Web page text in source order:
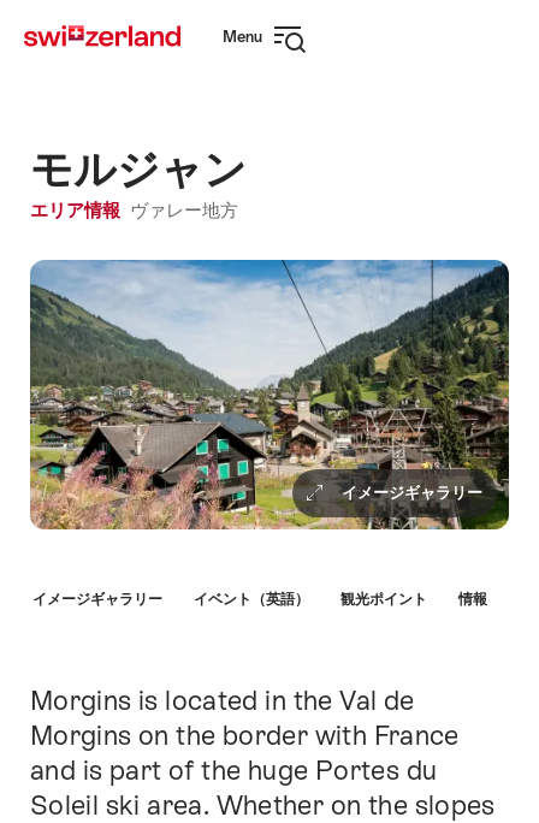
navigation
Menu
モルジャン
エリア情報 ヴァレー地方
イメージギャラリー
イメージギャラリー イベント（英語） 観光ポイント 情報
Intro
Morgins is located in the Val de
Morgins on the border with France
and is part of the huge Portes du
Soleil ski area. Whether on the slopes